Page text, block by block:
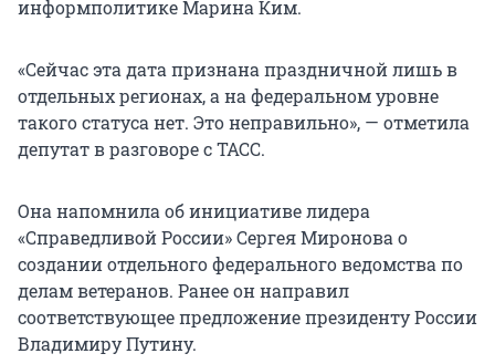
информполитике Марина Ким.
«Сейчас эта дата признана праздничной лишь в
отдельных регионах, а на федеральном уровне
такого статуса нет. Это неправильно», — отметила
депутат в разговоре с ТАСС.
Она напомнила об инициативе лидера
«Справедливой России» Сергея Миронова о
создании отдельного федерального ведомства по
делам ветеранов. Ранее он направил
соответствующее предложение президенту России
Владимиру Путину.